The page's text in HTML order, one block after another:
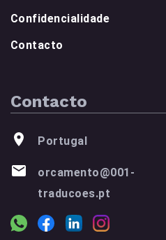
Confidencialidade
Contacto
Contacto
Portugal
orcamento@001-
traducoes.pt